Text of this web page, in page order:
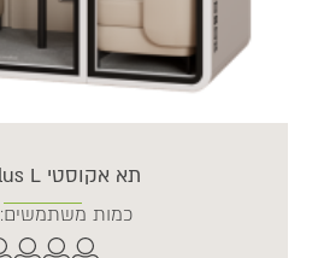
תא אקוסטי VRT plus L
כמות משתמשים: 4-6 +